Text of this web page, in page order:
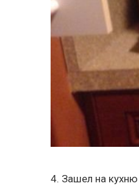
4. Зашел на кухню